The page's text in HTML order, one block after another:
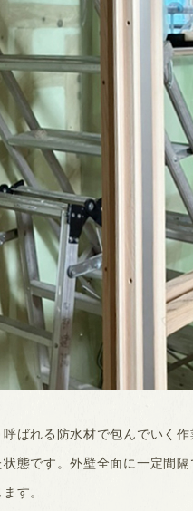
ばれる防水材で包んでいく
態です。外壁全面に一定間
す。